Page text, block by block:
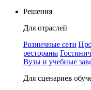
Решения
Для отраслей
Розничные сети
рестораны
Вузы и учебные
Для сценариев